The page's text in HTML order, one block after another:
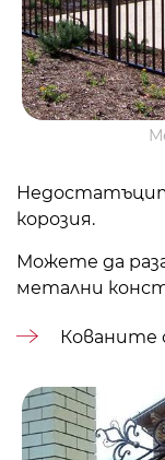
корозия.
Можете да
метални
Кованите